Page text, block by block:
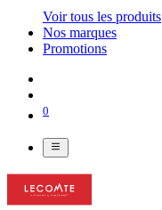
Voir tous les produits
Nos marques
Promotions
0